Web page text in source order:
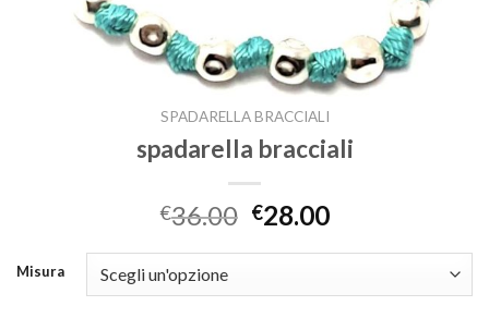
SPADARELLA BRACCIALI
spadarella bracciali
€36.00 €28.00
Misura